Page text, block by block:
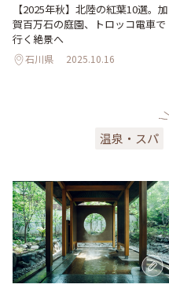
【2025年秋】北陸の紅葉10選。加
賀百万石の庭園、トロッコ電車で
行く絶景へ
石川県 2025.10.16
温泉・スパ